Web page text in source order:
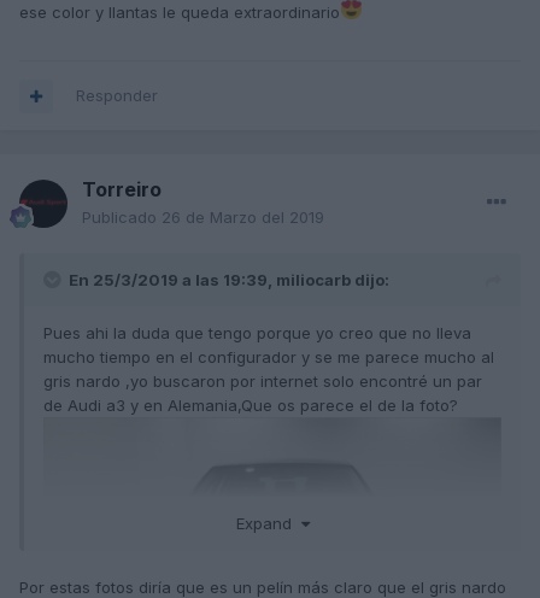
ese color y llantas le queda extraordinario
Responder
Torreiro
Publicado 26 de Marzo del 2019
En 25/3/2019 a las 19:39, miliocarb dijo:
Pues ahi la duda que tengo porque yo creo que no lleva
mucho tiempo en el configurador y se me parece mucho al
gris nardo ,yo buscaron por internet solo encontré un par
de Audi a3 y en Alemania,Que os parece el de la foto?
Expand
Por estas fotos diría que es un pelín más claro que el gris nardo